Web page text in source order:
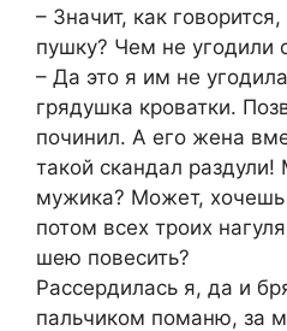
– Значит, как
пушку? Чем не угодили
– Да это я им не
грядушка кроватки.
починил. А его жена
такой скандал
мужика? Может, хочешь
потом всех троих
шею повесить?
Рассердилась я, да и
пальчиком поманю, за